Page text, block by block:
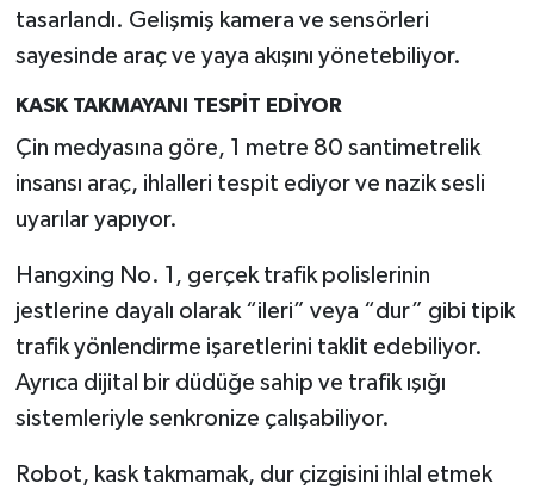
tasarlandı. Gelişmiş kamera ve sensörleri
sayesinde araç ve yaya akışını yönetebiliyor.
KASK TAKMAYANI TESPİT EDİYOR
Çin medyasına göre, 1 metre 80 santimetrelik
insansı araç, ihlalleri tespit ediyor ve nazik sesli
uyarılar yapıyor.
Hangxing No. 1, gerçek trafik polislerinin
jestlerine dayalı olarak “ileri” veya “dur” gibi tipik
trafik yönlendirme işaretlerini taklit edebiliyor.
Ayrıca dijital bir düdüğe sahip ve trafik ışığı
sistemleriyle senkronize çalışabiliyor.
Robot, kask takmamak, dur çizgisini ihlal etmek